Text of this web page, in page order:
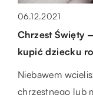
DOM I
22.10.2021
Na co zwrócić
Hokery, czyli
06.12.2021
Chrzest Święty
kupić dziecku
Niebawem
chrzestnego lub
26.04.2021
Złoty czy
Współcześni
jakości telefony,
zegarkami